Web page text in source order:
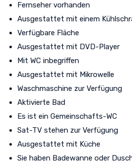
Fernseher vorhanden
Ausgestattet mit einem
Verfügbare Fläche
Ausgestattet mit DVD-Player
Mit WC inbegriffen
Ausgestattet mit Mikrowelle
Waschmaschine zur Verfügung
Aktivierte Bad
Es ist ein Gemeinschafts-WC
Sat-TV stehen zur Verfügung
Ausgestattet mit Küche
Sie haben Badewanne oder